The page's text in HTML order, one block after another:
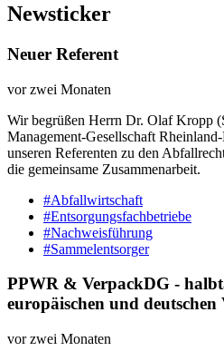
Newsticker
Neuer Referent
vor zwei Monaten
Wir begrüßen Herrn Dr. Olaf Kropp
Management-Gesellschaft
unseren Referenten zu den
die gemeinsame Zusammenarbeit.
#Abfallwirtschaft
#Entsorgungsfachbetriebe
#Nachweisführung
#Sammelentsorger
PPWR & VerpackDG -
europäischen und
vor zwei Monaten